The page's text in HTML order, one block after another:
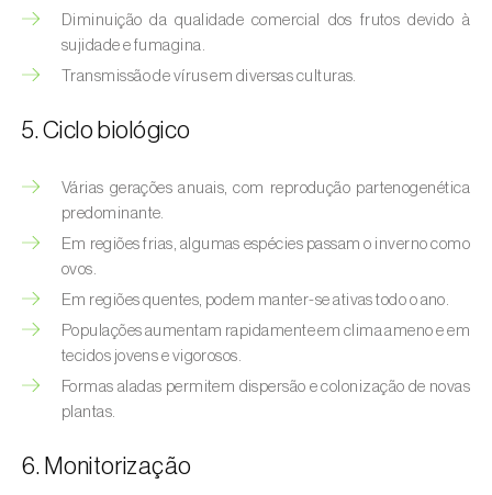
Bichado-da-castanha-do-tarde (Cydia
splendana )
fagiglandana)
Borboleta-branca-grande-da-couve (
brassicae)
Borboleta-branca-pequena-da-couve
(
Pieris rapae)
Broca-africana-do-caule-do-milho
Busseola fusca)
fornicatior, E. perbrevis e E. kuroshio
Diminuição da qualidade comercial dos frutos devido à
sujidade e fumagina.
Transmissão de vírus em diversas culturas.
5. Ciclo biológico
Várias gerações anuais, com reprodução partenogenética
predominante.
Em regiões frias, algumas espécies passam o inverno como
ovos.
Em regiões quentes, podem manter-se ativas todo o ano.
Populações aumentam rapidamente em clima ameno e em
tecidos jovens e vigorosos.
Formas aladas permitem dispersão e colonização de novas
plantas.
6. Monitorização